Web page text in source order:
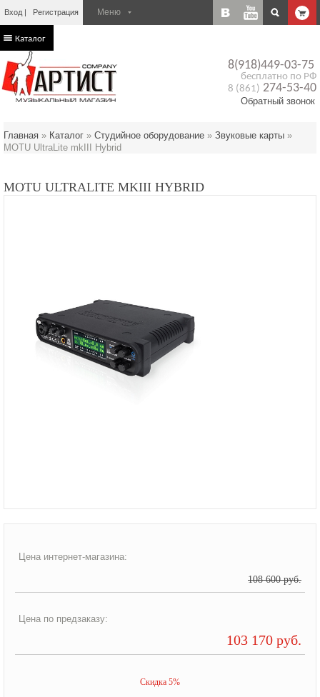
Вход Регистрация
8(918)449-03-75
бесплатно по РФ
8 (861) 274-53-40
Обратный звонок
Каталог
Главная » Каталог » Студийное оборудование » Звуковые карты »
MOTU UltraLite mkIII Hybrid
MOTU ULTRALITE MKIII HYBRID
Цена интернет-магазина:
108 600 руб.
Цена по предзаказу:
103 170 руб.
Скидка 5%